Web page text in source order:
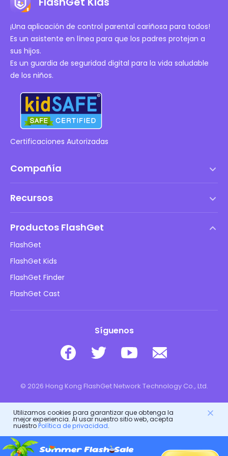
información.
¡Una aplicación de control parental cariñosa para todos!
Es un asistente en línea para que los padres protejan a
sus hijos.
Es un guardia de seguridad digital para la vida saludable
de los niños.
Certificaciones Autorizadas
Compañía
Política de DMCA
Política de privacidad
Políticas de publicidad
No vendas mi información
Recursos
Seguridad infantil en línea
Descargar
Productos FlashGet
FlashGet
FlashGet Kids
FlashGet Finder
FlashGet Cast
Síguenos
© 2026 Hong Kong FlashGet Network Technology Co., Ltd.
Utilizamos cookies para garantizar que obtenga la
mejor experiencia. Al usar nuestro sitio web, acepta
nuestroPolítica de privacidad.